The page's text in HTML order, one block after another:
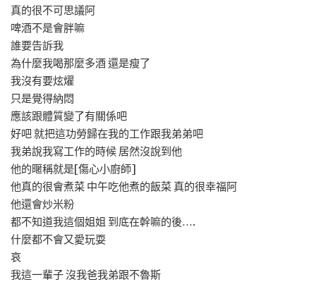
真的很不可思議阿
啤酒不是會胖嘛
誰要告訴我
為什麼我喝那麼多酒 還是瘦了
我沒有要炫燿
只是覺得納悶
應該跟體質變了有關係吧
好吧 就把這功勞歸在我的工作跟我弟弟吧
我弟說我寫工作的時候 居然沒說到他
他的暱稱就是[傷心小廚師]
他真的很會煮菜 中午吃他煮的飯菜 真的很幸福阿
他還會炒米粉
都不知道我這個姐姐 到底在幹嘛的後….
什麼都不會又愛玩耍
哀
我這一輩子 沒我爸我弟跟不魯斯